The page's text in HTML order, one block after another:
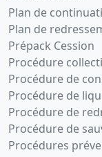
Plan de
Plan de
Prépack Cession
Procédure
Procédure de
Procédure de
Procédure de
Procédure de
Procédures